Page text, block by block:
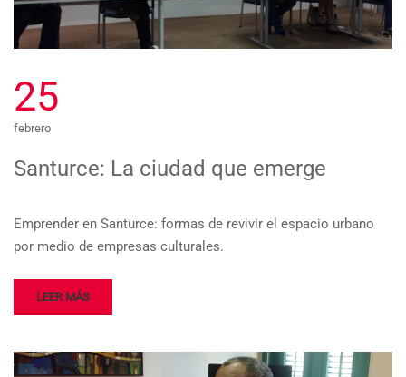
25
febrero
Santurce: La ciudad que emerge
Emprender en Santurce: formas de revivir el espacio urbano
por medio de empresas culturales.
LEER MÁS